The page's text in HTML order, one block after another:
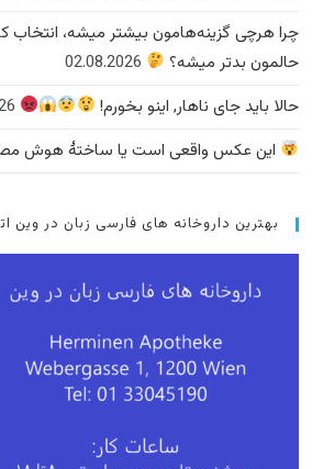
چرا هرچی گزینه‌هامون بیشتر میشه،
حالمون بدتر میشه؟
02.08.2026
حالا باید جای ناهار, اینو بخورم!
این عکس واقعی است یا ساختهٔ هوش
بهترین داروخانه های فارسی زبان در وین